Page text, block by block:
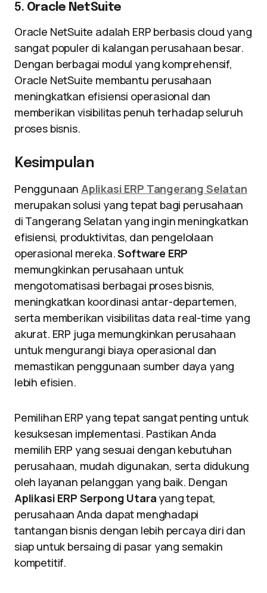
5. Oracle NetSuite
Oracle NetSuite adalah ERP berbasis cloud yang
sangat populer di kalangan perusahaan besar.
Dengan berbagai modul yang komprehensif,
Oracle NetSuite membantu perusahaan
meningkatkan efisiensi operasional dan
memberikan visibilitas penuh terhadap seluruh
proses bisnis.
Kesimpulan
Penggunaan Aplikasi ERP Tangerang Selatan
merupakan solusi yang tepat bagi perusahaan
di Tangerang Selatan yang ingin meningkatkan
efisiensi, produktivitas, dan pengelolaan
operasional mereka.Software ERP
memungkinkan perusahaan untuk
mengotomatisasi berbagai proses bisnis,
meningkatkan koordinasi antar-departemen,
serta memberikan visibilitas data real-time yang
akurat. ERP juga memungkinkan perusahaan
untuk mengurangi biaya operasional dan
memastikan penggunaan sumber daya yang
lebih efisien.
Pemilihan ERP yang tepat sangat penting untuk
kesuksesan implementasi. Pastikan Anda
memilih ERP yang sesuai dengan kebutuhan
perusahaan, mudah digunakan, serta didukung
oleh layanan pelanggan yang baik. Dengan
Aplikasi ERP Serpong Utara yang tepat,
perusahaan Anda dapat menghadapi
tantangan bisnis dengan lebih percaya diri dan
siap untuk bersaing di pasar yang semakin
kompetitif.